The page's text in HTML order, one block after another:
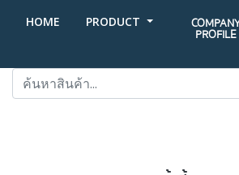
HOME PRODUCT
PROFILE